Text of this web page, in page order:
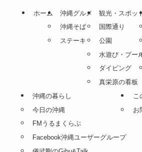
ホーム
沖縄グルメ
沖縄そば
ステーキ
観光・スポッ
国際通り
公園
水遊び・プー
ダイビング
真栄原の看板
沖縄の暮らし
今日の沖縄
FMうるまくらぶ
Facebook沖縄ユーザーグループ
こ
お